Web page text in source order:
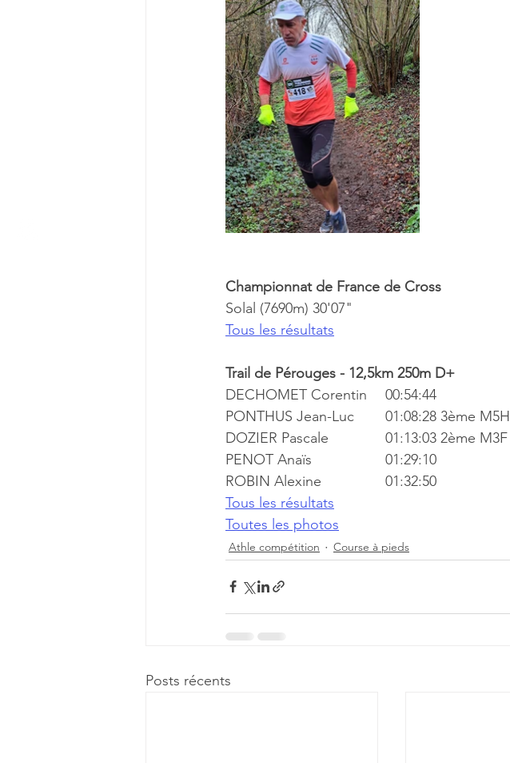
Championnat de France de Cross
Solal (7690m) 30'07"
Tous les résultats
Trail de Pérouges - 12,5km 250m D+
DECHOMET Corentin	00:54:44
PONTHUS Jean-Luc	01:08:28 3ème M5H
DOZIER Pascale		01:13:03 2ème M3F
PENOT Anaïs			01:29:10
ROBIN Alexine		01:32:50
Tous les résultats
Toutes les photos
Athle compétition Course à pieds
Posts récents